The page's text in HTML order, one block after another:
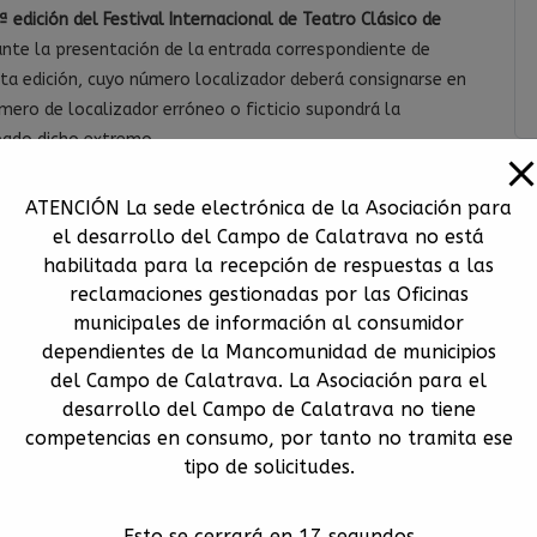
edición del Festival Internacional de Teatro Clásico de
la presentación de la entrada correspondiente de
edición, cuyo número localizador deberá consignarse en
de localizador erróneo o ficticio supondrá la
dicho extremo.
las rutas. La inscripción en dos o más actividades
una vez detectado dicho extremo.
ruta .
eventuales bajas. La comunicación de la admisión a
muy tarde, 24 horas antes del comienzo de la ruta.
minutos. Esta duración es orientativa, dado que cada
del espacio a visitar.
movilidad reducida debido a la naturaleza industrial de
personal de apoyo para personas sordas o invidentes.
que puedan sufrir hipo o hiperglucemia y/o
el calor excesivo. Tampoco es recomendable para
a ciertos alimentos. La organización no se
causados por la ignorancia de esta advertencia.
ATENCIÓN La sede electrónica de la Asociación para
el desarrollo del Campo de Calatrava no está
habilitada para la recepción de respuestas a las
reclamaciones gestionadas por las Oficinas
municipales de información al consumidor
dependientes de la Mancomunidad de municipios
del Campo de Calatrava. La Asociación para el
desarrollo del Campo de Calatrava no tiene
competencias en consumo, por tanto no tramita ese
tipo de solicitudes.